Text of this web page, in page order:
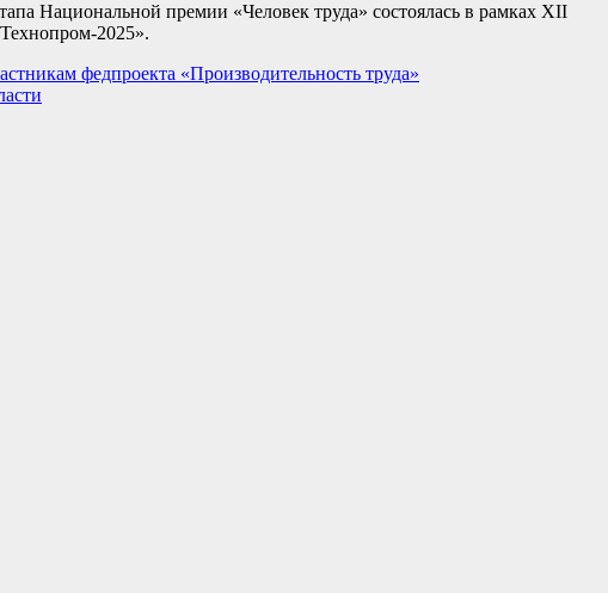
Национальной премии «Человек труда» состоялась в рамках XII
2025».
федпроекта «Производительность труда»